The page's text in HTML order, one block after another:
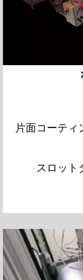
片面コーテ
スロット